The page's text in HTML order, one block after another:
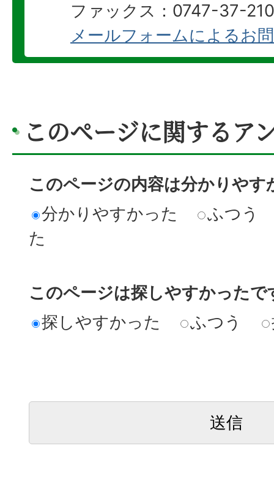
ファックス：0747-37-
メールフォームによるお
このページに関するア
このページの内容は分かりやす
分かりやすかった
ふつう
た
このページは探しやすかったで
探しやすかった
ふつう